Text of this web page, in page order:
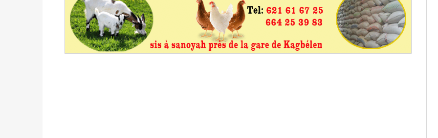
Politique-Suite de la publication des résultats partiels des élections de mai
ce 03 juin à 14h
Politique-Suite de la publication des résultats partiels des élections de mai